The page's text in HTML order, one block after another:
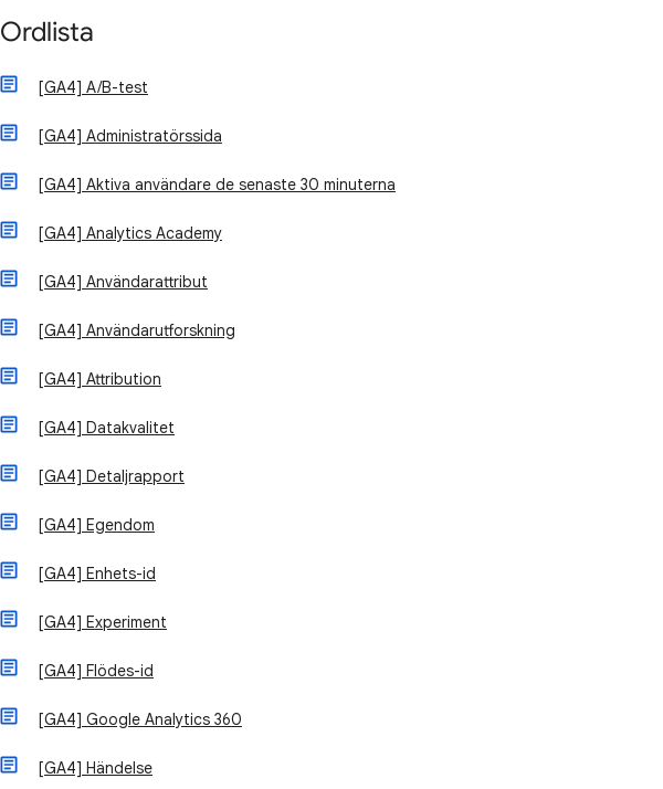
Ordlista
[GA4] A/B-test
[GA4] Administratörssida
[GA4] Aktiva användare de senaste 30 minuterna
[GA4] Analytics Academy
[GA4] Användarattribut
[GA4] Användarutforskning
[GA4] Attribution
[GA4] Datakvalitet
[GA4] Detaljrapport
[GA4] Egendom
[GA4] Enhets-id
[GA4] Experiment
[GA4] Flödes-id
[GA4] Google Analytics 360
[GA4] Händelse